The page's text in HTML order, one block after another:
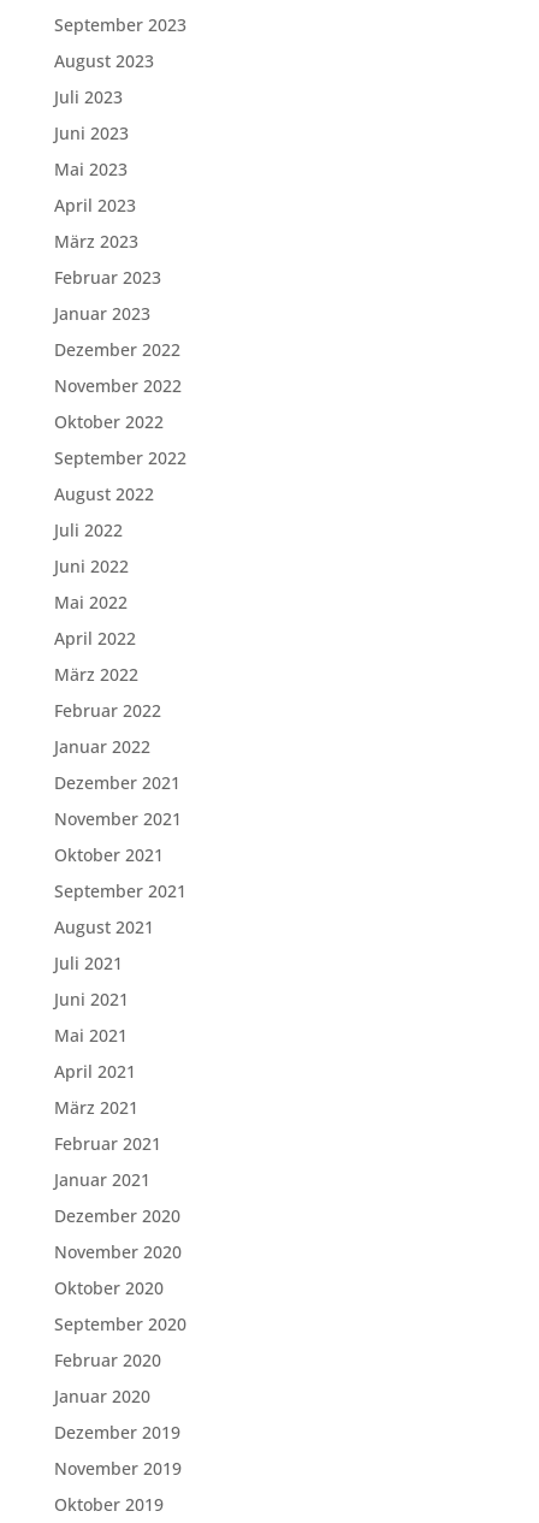
September 2023
August 2023
Juli 2023
Juni 2023
Mai 2023
April 2023
März 2023
Februar 2023
Januar 2023
Dezember 2022
November 2022
Oktober 2022
September 2022
August 2022
Juli 2022
Juni 2022
Mai 2022
April 2022
März 2022
Februar 2022
Januar 2022
Dezember 2021
November 2021
Oktober 2021
September 2021
August 2021
Juli 2021
Juni 2021
Mai 2021
April 2021
März 2021
Februar 2021
Januar 2021
Dezember 2020
November 2020
Oktober 2020
September 2020
Februar 2020
Januar 2020
Dezember 2019
November 2019
Oktober 2019